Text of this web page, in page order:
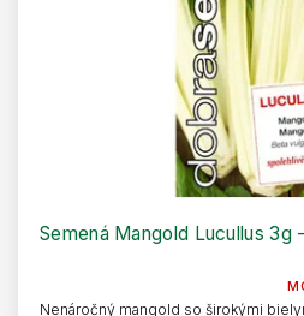
Semená Mangold Lucullus 3g
Nenáročný mangold so širokými